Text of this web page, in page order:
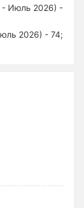
- Июль 2026) -
2026) - 74;